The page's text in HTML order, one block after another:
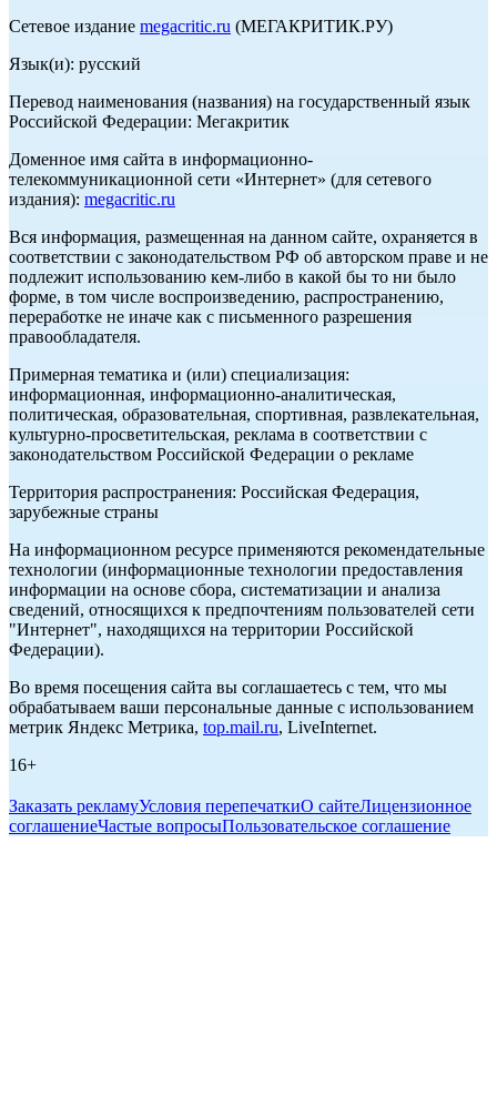
Сетевое издание megacritic.ru (МЕГАКРИТИК.РУ)
Язык(и): русский
Перевод наименования (названия) на государственный язык
Российской Федерации: Мегакритик
Доменное имя сайта в информационно-
телекоммуникационной сети «Интернет» (для сетевого
издания): megacritic.ru
Вся информация, размещенная на данном сайте, охраняется в
соответствии с законодательством РФ об авторском праве и не
подлежит использованию кем-либо в какой бы то ни было
форме, в том числе воспроизведению, распространению,
переработке не иначе как с письменного разрешения
правообладателя.
Примерная тематика и (или) специализация:
информационная, информационно-аналитическая,
политическая, образовательная, спортивная, развлекательная,
культурно-просветительская, реклама в соответствии с
законодательством Российской Федерации о рекламе
Территория распространения: Российская Федерация,
зарубежные страны
На информационном ресурсе применяются рекомендательные
технологии (информационные технологии предоставления
информации на основе сбора, систематизации и анализа
сведений, относящихся к предпочтениям пользователей сети
"Интернет", находящихся на территории Российской
Федерации).
Во время посещения сайта вы соглашаетесь с тем, что мы
обрабатываем ваши персональные данные с использованием
метрик Яндекс Метрика, top.mail.ru, LiveInternet.
16+
Заказать рекламуУсловия перепечаткиО сайтеЛицензионное
соглашениеЧастые вопросыПользовательское соглашение